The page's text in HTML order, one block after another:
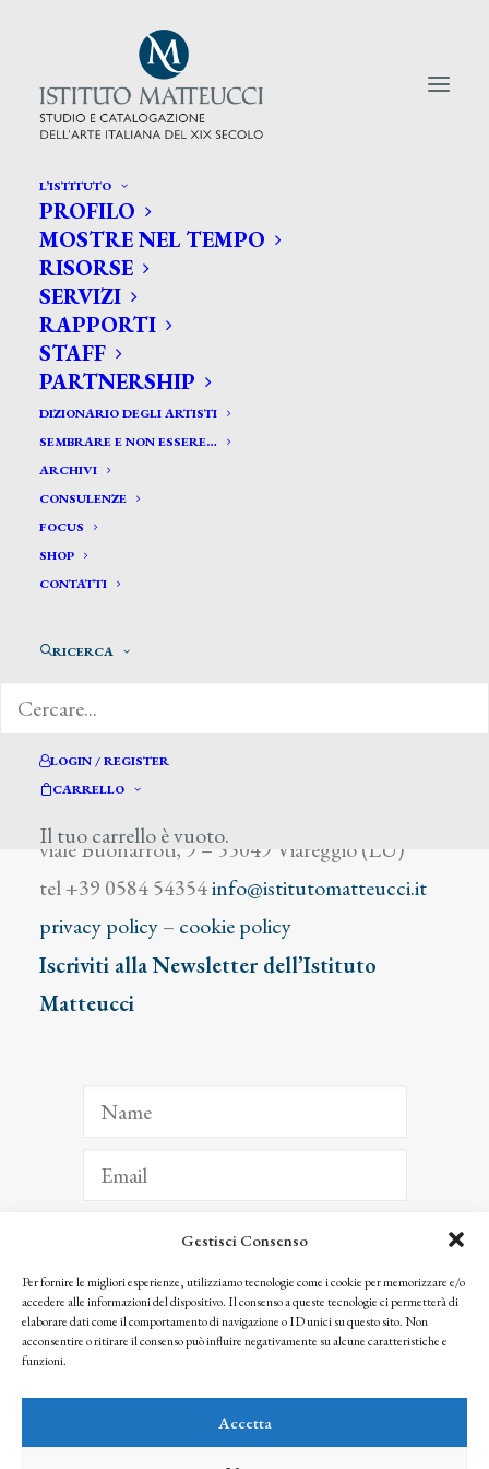
Gestisci Consenso
Per fornire le migliori esperienze, utilizziamo tecnologie come i cookie per memorizzare e/o
accedere alle informazioni del dispositivo. Il consenso a queste tecnologie ci permetterà di
elaborare dati come il comportamento di navigazione o ID unici su questo sito. Non
acconsentire o ritirare il consenso può influire negativamente su alcune caratteristiche e
funzioni.
Accetta
L’ISTITUTO
PROFILO
MOSTRE NEL TEMPO
RISORSE
SERVIZI
RAPPORTI
STAFF
PARTNERSHIP
DIZIONARIO DEGLI ARTISTI
SEMBRARE E NON ESSERE…
ARCHIVI
CONSULENZE
FOCUS
SHOP
CONTATTI
RICERCA
LOGIN / REGISTER
CARRELLO
Il tuo carrello è vuoto.
CERCA TRA GLI ARTISTI:
Search
for:
Durantini Ludovico
viale Buonarroti, 9 – 55049 Viareggio (LU)
tel +39 0584 54354info@istitutomatteucci.it
privacy policy– cookie policy
Iscriviti alla Newsletter dell’Istituto
Matteucci
ISCRIVITI
Facendo clic per iscriverti, riconosci che le tue informazioni saranno trattate
seguendo la nostra Privacy Policy
© 2025 Istituto Matteucci. All right reserved
l’autorizzazione scritta dei proprietari dei diritti e dell’Istituto Matteucci